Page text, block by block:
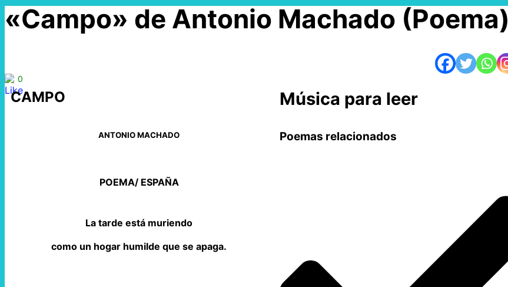
«Campo» de Antonio Machado (Poema)
0
CAMPO
ANTONIO MACHADO
POEMA/ ESPAÑA
La tarde está muriendo
como un hogar humilde que se apaga.
Música para leer
Poemas relacionados